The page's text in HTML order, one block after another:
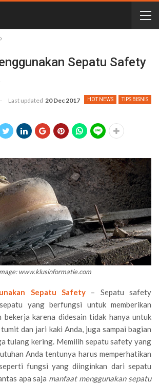
Sepatu Safety
HOT NEWS TIPS BISNIS
Last updated 20 Dec 2017
www.klusinformatie.com
Sepatu Safety – Sepatu safety
yang berfungsi untuk memberikan
bekerja karena didesain tidak hanya untuk
dan jari kaki Anda, juga sampai bagian
tulang kering. Memilih sepatu safety yang
Anda tentunya harus memperhatikan
fungsi yang diinginkan dari sepatu
apa saja manfaat menggunakan sepatu